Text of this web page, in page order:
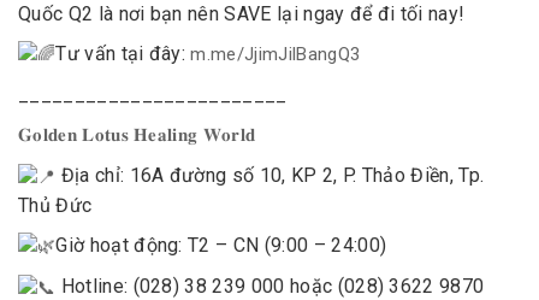
Quốc Q2 là nơi bạn nên SAVE lại ngay để đi tối nay!
Tư vấn tại đây:m.me/JjimJilBangQ3
𝐆𝐨𝐥𝐝𝐞𝐧 𝐋𝐨𝐭𝐮𝐬 𝐇𝐞𝐚𝐥𝐢𝐧𝐠 𝐖𝐨𝐫𝐥𝐝
Địa chỉ: 16A đường số 10, KP 2, P. Thảo Điền, Tp.
Thủ Đức
Giờ hoạt động: T2 – CN (9:00 – 24:00)
Hotline: (028) 38 239 000 hoặc (028) 3622 9870